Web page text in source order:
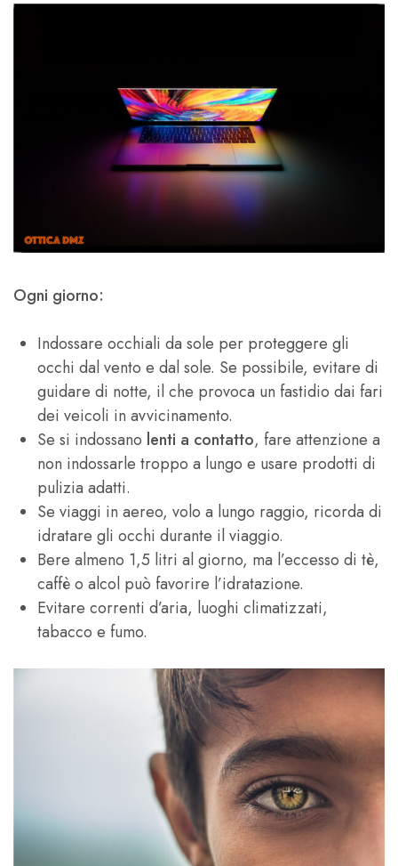
Ogni giorno:
Indossare occhiali da sole per proteggere gli
occhi dal vento e dal sole. Se possibile, evitare di
guidare di notte, il che provoca un fastidio dai fari
dei veicoli in avvicinamento.
Se si indossano lenti a contatto, fare attenzione a
non indossarle troppo a lungo e usare prodotti di
pulizia adatti.
Se viaggi in aereo, volo a lungo raggio, ricorda di
idratare gli occhi durante il viaggio.
Bere almeno 1,5 litri al giorno, ma l’eccesso di tè,
caffè o alcol può favorire l’idratazione.
Evitare correnti d’aria, luoghi climatizzati,
tabacco e fumo.